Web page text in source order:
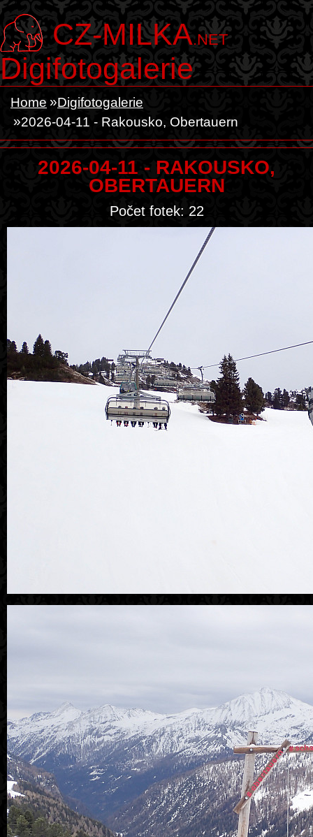
CZ-MILKA.NET
Digifotogalerie
Home
Digifotogalerie
2026-04-11 - Rakousko, Obertauern
2026-04-11 - RAKOUSKO,
OBERTAUERN
Počet fotek: 22